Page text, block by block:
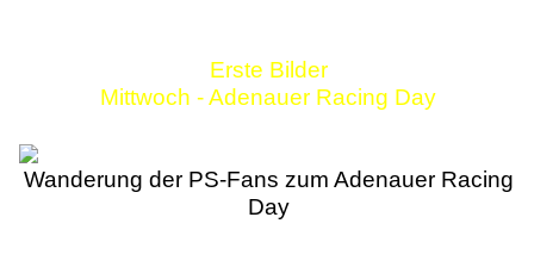
Erste Bilder
Mittwoch - Adenauer Racing Day
Wanderung der PS-Fans zum Adenauer Racing
Day